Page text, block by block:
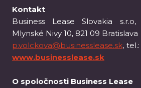
Kontakt
Business Lease Slovakia
Mlynské Nivy 10, 821 09 Bratislava
p.volckova@businesslease.sk,
www.businesslease.sk
O spoločnosti Business Lease